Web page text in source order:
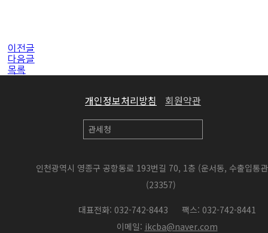
이전글
다음글
목록
개인정보처리방침 회원약관
인천광역시 영종구 공항동로 193번길 70, 1층 (운서동, 수출입통
(23357)
대표전화: 032-742-8443
팩스: 032-742-8441
이메일: ikcba@naver.com